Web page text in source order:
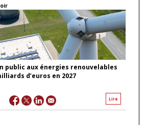
public aux énergies renouvelables
d’euros en 2027
Lire